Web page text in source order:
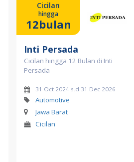
Cicilan
hingga
12bulan
Inti Persada
Cicilan hingga 12 Bulan di Inti
Persada
31 Oct 2024 s.d 31 Dec 2026
Automotive
Jawa Barat
Cicilan